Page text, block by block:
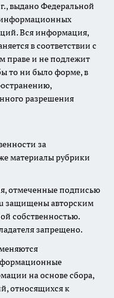
выдано Федеральной
информационных
Вся информация,
в соответствии с
праве и не подлежит
то ни было форме, в
разрешения
за
материалы рубрики
отмеченные подписью
защищены авторским
собственностью.
запрещено.
на основе сбора,
относящихся к